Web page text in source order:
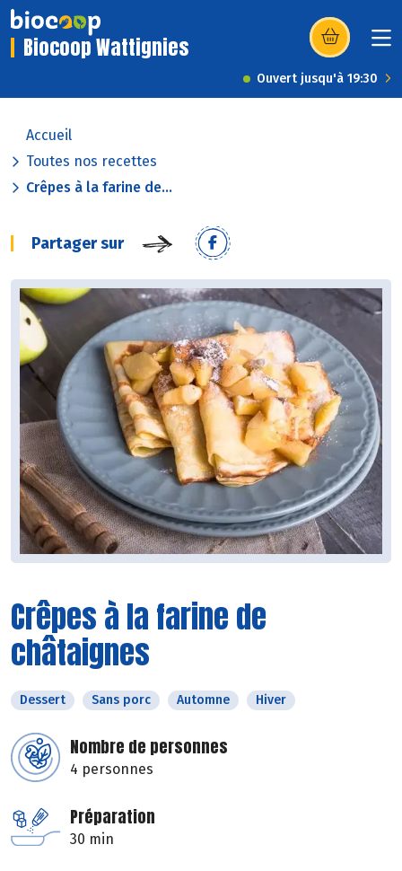
Biocoop Wattignies (s’ouvre dans
Ouvert jusqu'à 19:30
Accueil
Toutes nos recettes
Crêpes à la farine de...
Partager sur
Crêpes à la farine de
châtaignes
Dessert Sans porc Automne Hiver
Nombre de personnes
4 personnes
Préparation
30 min